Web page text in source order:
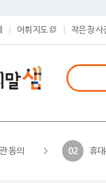
어휘 지도 작은 창 사
동의 02 휴